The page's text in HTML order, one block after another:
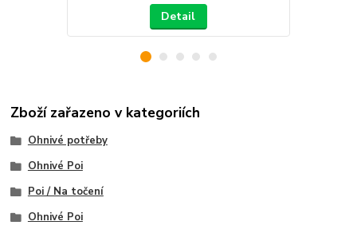
Detail
Zboží zařazeno v kategoriích
Ohnivé potřeby
Ohnivé Poi
Poi / Na točení
Ohnivé Poi